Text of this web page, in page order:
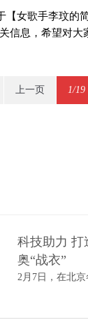
【女歌手李玟的
信息，希望对大
上一页 1/19
科技助力 打
奥“战衣”